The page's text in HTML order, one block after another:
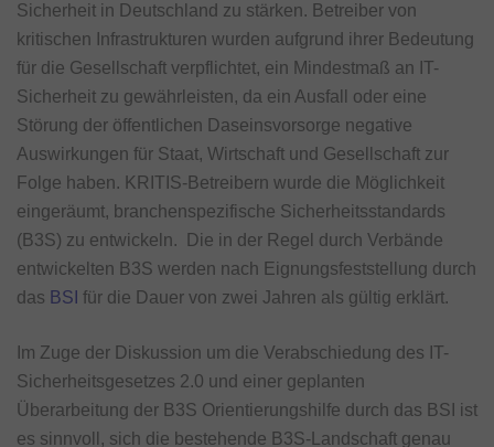
Sicherheit in Deutschland zu stärken. Betreiber von
kritischen Infrastrukturen wurden aufgrund ihrer Bedeutung
für die Gesellschaft verpflichtet, ein Mindestmaß an IT-
Sicherheit zu gewährleisten, da ein Ausfall oder eine
Störung der öffentlichen Daseinsvorsorge negative
Auswirkungen für Staat, Wirtschaft und Gesellschaft zur
Folge haben. KRITIS-Betreibern wurde die Möglichkeit
eingeräumt, branchenspezifische Sicherheitsstandards
(B3S) zu entwickeln. Die in der Regel durch Verbände
entwickelten B3S werden nach Eignungsfeststellung durch
das BSI für die Dauer von zwei Jahren als gültig erklärt.
Im Zuge der Diskussion um die Verabschiedung des IT-
Sicherheitsgesetzes 2.0 und einer geplanten
Überarbeitung der B3S Orientierungshilfe durch das BSI ist
es sinnvoll, sich die bestehende B3S-Landschaft genau